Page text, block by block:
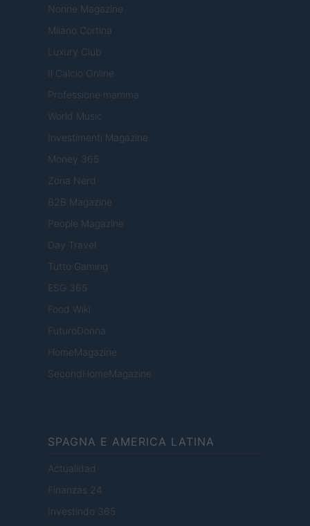
Nonne Magazine
Milano Cortina
Luxury Club
Il Calcio Online
Professione mamma
World Music
Investimenti Magazine
Money 365
Zona Nerd
B2B Magazine
People Magazine
Day Travel
Tutto Gaming
ESG 365
Food Wiki
FuturoDonna
HomeMagazine
SecondHomeMagazine
SPAGNA E AMERICA LATINA
Actualidad
Finanzas 24
Investindo 365